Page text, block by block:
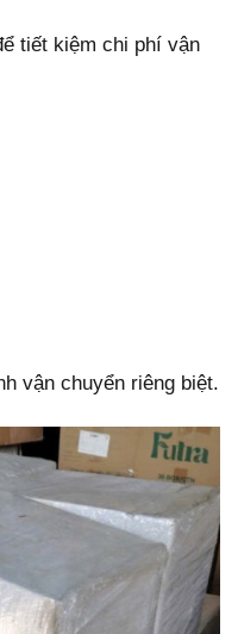
tiết kiệm chi phí vận
vận chuyển riêng biệt.